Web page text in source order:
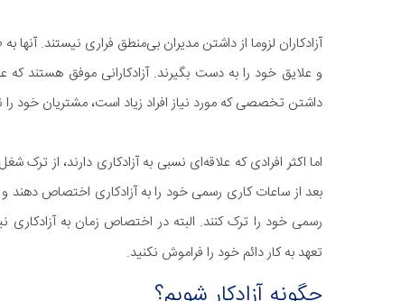
آزادکاران لزوما از داشتن مدیران بی‌منطق فراری نیستند.
و علایق خود را به دست بگیرند. آزادکارانی موفق هستند
داشتن تخصصی که مورد نیاز افراد زیاد است، مشتریان خود را
اما اکثر افرادی که علاقه‌ای نسبی به آزادکاری دارند، از
بعد از ساعات کاری رسمی خود را به آزادکاری اختصاص
رسمی خود را ترک کنند. البته در اختصاص زمان به آزادکاری
تعهد به کار دائم خود را فراموش نکنید.